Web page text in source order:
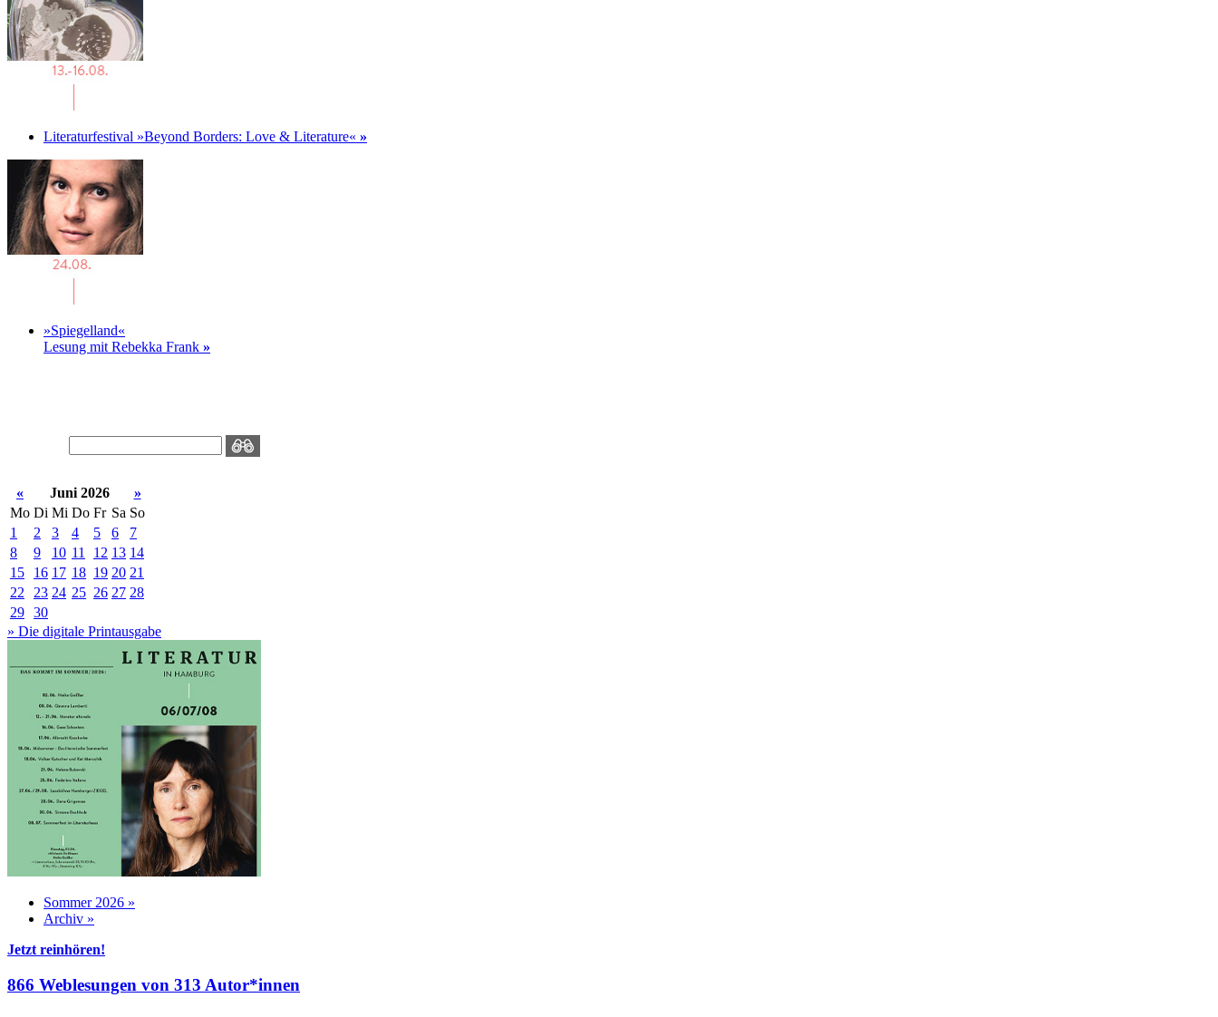
Literaturfestival »Beyond Borders: Love & Literature« »
»Spiegelland«
Lesung mit Rebekka Frank »
« Juni 2026
»
Mo Di Mi Do Fr Sa So
1
2 3 4 5 6
7
8
9 10 11 12 13 14
15
16 17 18 19 20 21
22
23 24 25 26 27 28
29 30
» Die digitale Printausgabe
Sommer 2026 »
Archiv »
Jetzt reinhören!
866 Weblesungen von 313 Autor*innen